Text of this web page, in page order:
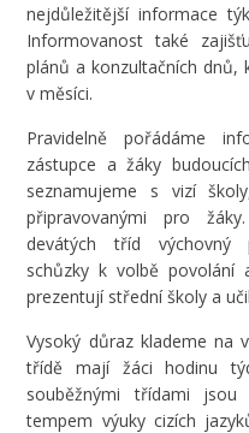
nejdůležitější informace
Informovanost také
plánů a konzultačních dnů,
v měsíci.
Pravidelně pořádáme
zástupce a žáky
seznamujeme s vizí
připravovanými pro
devátých tříd výchovný
schůzky k volbě
prezentují střední školy a
Vysoký důraz klademe na
třídě mají žáci hodinu
souběžnými třídami
tempem výuky cizích